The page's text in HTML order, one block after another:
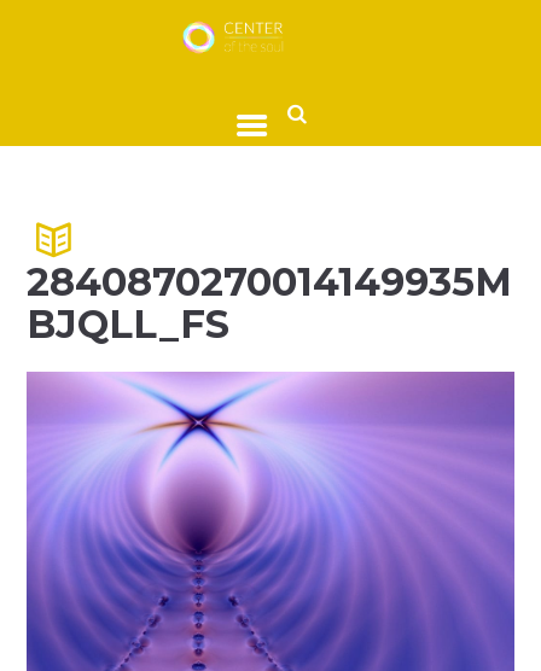
2840870270014149935M
BJQLL_FS